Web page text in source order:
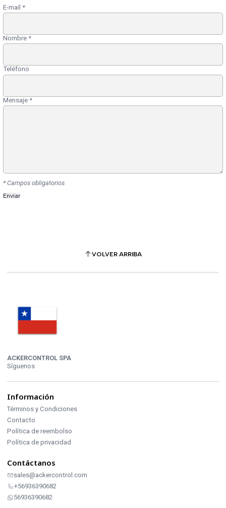
E-mail *
Nombre *
Teléfono
Mensaje *
* Campos obligatorios
VOLVER ARRIBA
ACKERCONTROL SPA
Síguenos
Información
Términos y Condiciones
Contacto
Política de reembolso
Política de privacidad
Contáctanos
sales@ackercontrol.com
+56936390682
56936390682